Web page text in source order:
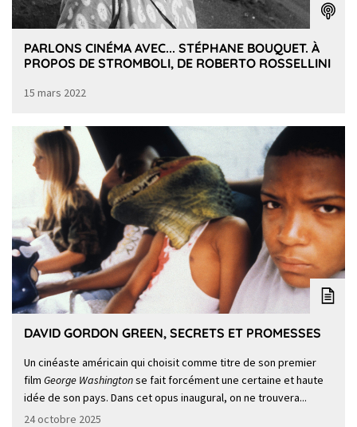
PARLONS CINÉMA AVEC... STÉPHANE BOUQUET. À
PROPOS DE STROMBOLI, DE ROBERTO ROSSELLINI
15 mars 2022
DAVID GORDON GREEN, SECRETS ET PROMESSES
Un cinéaste américain qui choisit comme titre de son premier
film George Washingtonse fait forcément une certaine et haute
idée de son pays. Dans cet opus inaugural, on ne trouvera...
24 octobre 2025